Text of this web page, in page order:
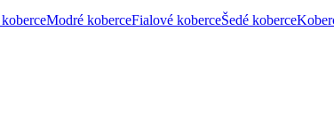
Modré koberceFialové koberceŠedé koberce